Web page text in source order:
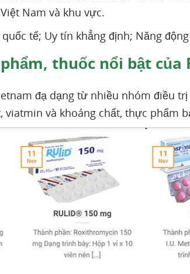
Nam và khu vực.
tế; Uy tín khẳng định; Năng
thuốc nổi bật của
đạ dạng từ nhiều nhóm điều
viatmin và khoáng chất, thực phẩm